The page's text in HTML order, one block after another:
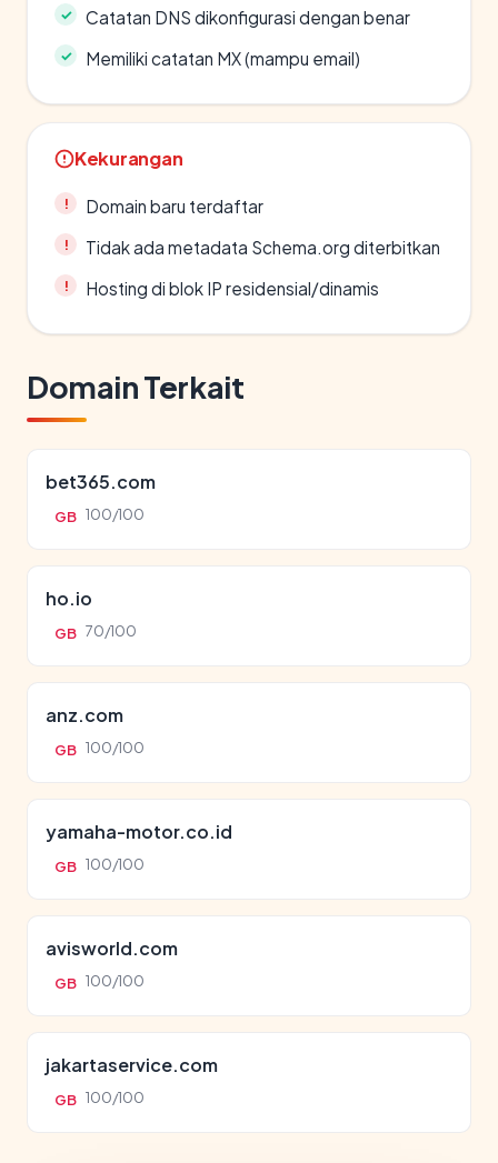
Catatan DNS dikonfigurasi dengan benar
Memiliki catatan MX (mampu email)
Kekurangan
Domain baru terdaftar
Tidak ada metadata Schema.org diterbitkan
Hosting di blok IP residensial/dinamis
Domain Terkait
bet365.com
GB 100/100
ho.io
GB 70/100
anz.com
GB 100/100
yamaha-motor.co.id
GB 100/100
avisworld.com
GB 100/100
jakartaservice.com
GB 100/100